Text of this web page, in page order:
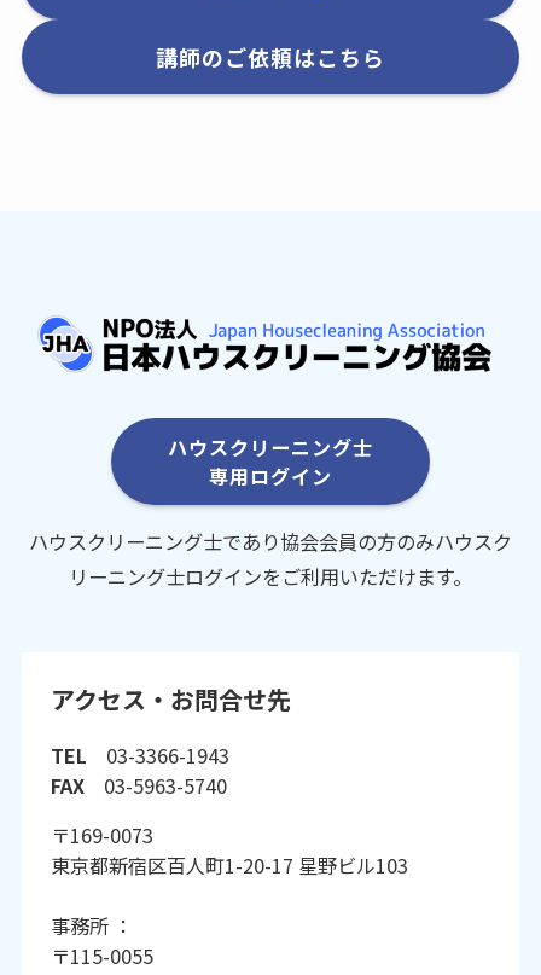
講師のご依頼はこちら
ハウスクリーニング士
専用ログイン
ハウスクリーニング士であり協会会員の方のみハウスク
リーニング士ログインをご利用いただけます。
アクセス・お問合せ先
TEL 03-3366-1943
FAX 03-5963-5740
〒169-0073
東京都新宿区百人町1-20-17 星野ビル103
事務所 ：
〒115-0055